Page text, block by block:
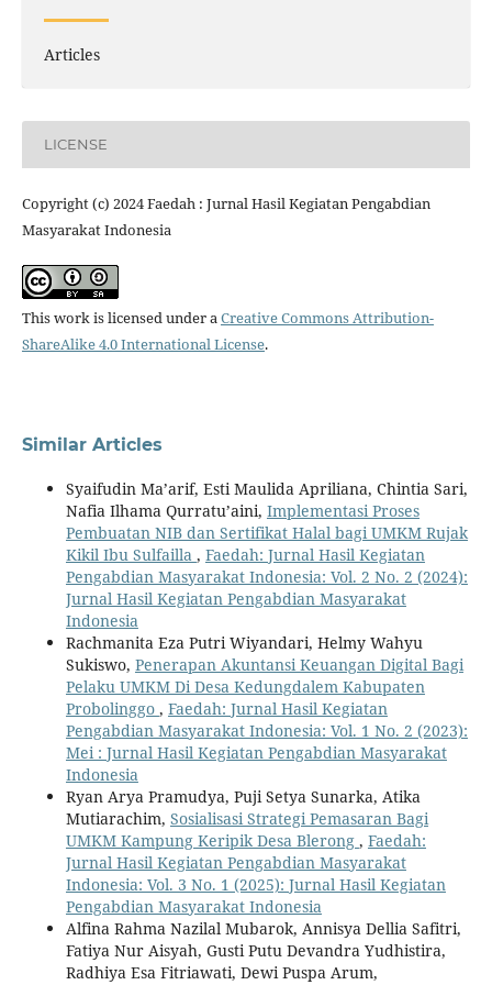
Articles
LICENSE
Copyright (c) 2024 Faedah : Jurnal Hasil Kegiatan Pengabdian
Masyarakat Indonesia
This work is licensed under aCreative Commons Attribution-
ShareAlike 4.0 International License.
Similar Articles
Syaifudin Ma’arif, Esti Maulida Apriliana, Chintia Sari,
Nafia Ilhama Qurratu’aini, Implementasi Proses
Pembuatan NIB dan Sertifikat Halal bagi UMKM Rujak
Kikil Ibu Sulfailla , Faedah: Jurnal Hasil Kegiatan
Pengabdian Masyarakat Indonesia: Vol. 2 No. 2 (2024):
Jurnal Hasil Kegiatan Pengabdian Masyarakat
Indonesia
Rachmanita Eza Putri Wiyandari, Helmy Wahyu
Sukiswo, Penerapan Akuntansi Keuangan Digital Bagi
Pelaku UMKM Di Desa Kedungdalem Kabupaten
Probolinggo , Faedah: Jurnal Hasil Kegiatan
Pengabdian Masyarakat Indonesia: Vol. 1 No. 2 (2023):
Mei : Jurnal Hasil Kegiatan Pengabdian Masyarakat
Indonesia
Ryan Arya Pramudya, Puji Setya Sunarka, Atika
Mutiarachim, Sosialisasi Strategi Pemasaran Bagi
UMKM Kampung Keripik Desa Blerong , Faedah:
Jurnal Hasil Kegiatan Pengabdian Masyarakat
Indonesia: Vol. 3 No. 1 (2025): Jurnal Hasil Kegiatan
Pengabdian Masyarakat Indonesia
Alfina Rahma Nazilal Mubarok, Annisya Dellia Safitri,
Fatiya Nur Aisyah, Gusti Putu Devandra Yudhistira,
Radhiya Esa Fitriawati, Dewi Puspa Arum,